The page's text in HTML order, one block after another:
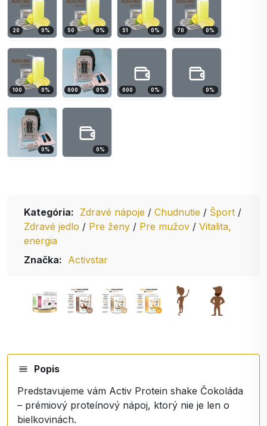
20 0% 50 0% 51 0% 70 0%
100 0% 600 0% 600 0% 0%
0% 0%
Kategória: Zdravé nápoje / Chudnutie / Šport /
Zdravé jedlo / Pre ženy / Pre mužov / Vitalita,
energia
Značka: Activstar
Popis
Predstavujeme vám Activ Protein shake Čokoláda
– prémiový proteínový nápoj, ktorý nie je len o
bielkovinách.